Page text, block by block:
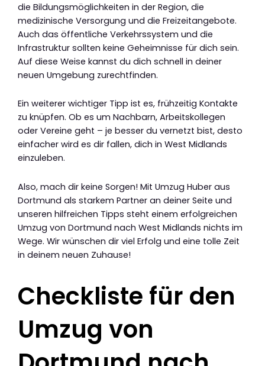
die Bildungsmöglichkeiten in der Region, die
medizinische Versorgung und die Freizeitangebote.
Auch das öffentliche Verkehrssystem und die
Infrastruktur sollten keine Geheimnisse für dich sein.
Auf diese Weise kannst du dich schnell in deiner
neuen Umgebung zurechtfinden.
Ein weiterer wichtiger Tipp ist es, frühzeitig Kontakte
zu knüpfen. Ob es um Nachbarn, Arbeitskollegen
oder Vereine geht – je besser du vernetzt bist, desto
einfacher wird es dir fallen, dich in West Midlands
einzuleben.
Also, mach dir keine Sorgen! Mit Umzug Huber aus
Dortmund als starkem Partner an deiner Seite und
unseren hilfreichen Tipps steht einem erfolgreichen
Umzug von Dortmund nach West Midlands nichts im
Wege. Wir wünschen dir viel Erfolg und eine tolle Zeit
in deinem neuen Zuhause!
Checkliste für den
Umzug von